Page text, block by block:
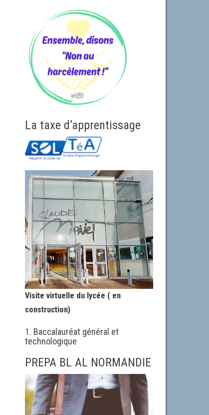
La taxe d’apprentissage
Visite virtuelle du lycée ( en
construction)
1. Baccalauréat général et
technologique
PREPA BL AL NORMANDIE